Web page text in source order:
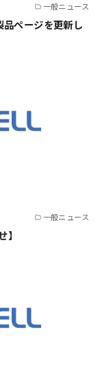
一般ニュース
ページを更新し
一般ニュース